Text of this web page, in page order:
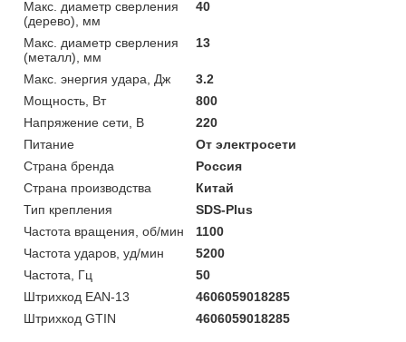
Макс. диаметр сверления
(дерево), мм
40
Макс. диаметр сверления
(металл), мм
13
Макс. энергия удара, Дж
3.2
Мощность, Вт
800
Напряжение сети, В
220
Питание
От электросети
Страна бренда
Россия
Страна производства
Китай
Тип крепления
SDS-Plus
Частота вращения, об/мин
1100
Частота ударов, уд/мин
5200
Частота, Гц
50
Штрихкод EAN-13
4606059018285
Штрихкод GTIN
4606059018285